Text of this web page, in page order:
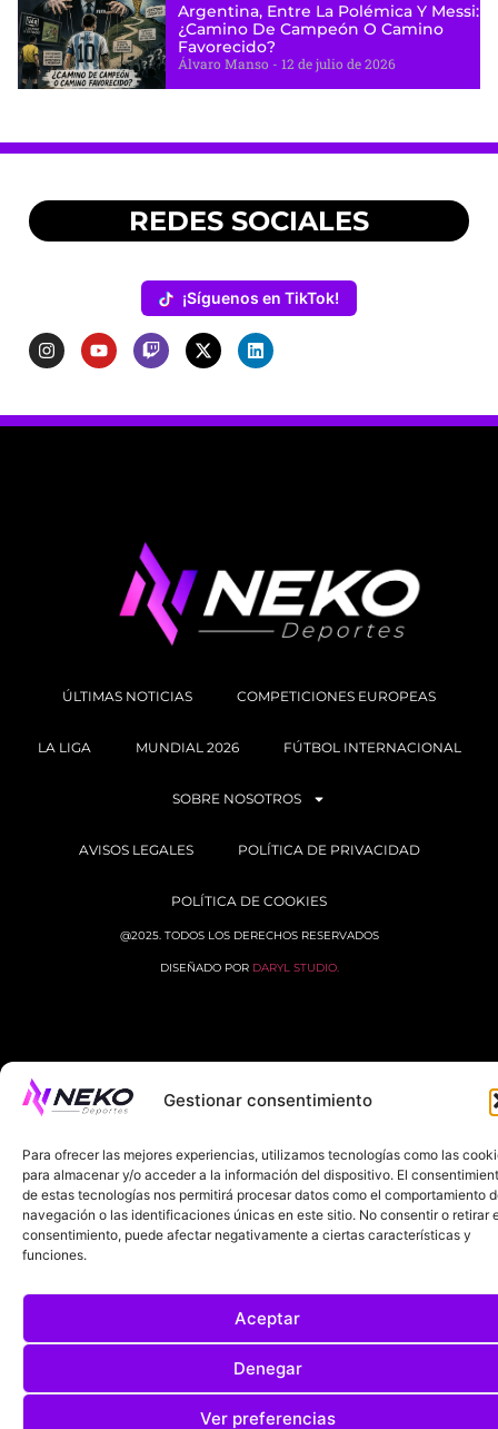
Gestionar consentimiento
Para ofrecer las mejores experiencias, utilizamos tecnologías como las
para almacenar y/o acceder a la información del dispositivo. El
de estas tecnologías nos permitirá procesar datos como el comportamiento
navegación o las identificaciones únicas en este sitio. No consentir o retirar
consentimiento, puede afectar negativamente a ciertas características y
funciones.
Aceptar
Denegar
Ver preferencias
Argentina, Entre La Polémica Y Messi:
¿camino De Campeón O Camino
Favorecido?
Álvaro Manso 12 de julio de 2026
REDES SOCIALES
¡Síguenos en TikTok!
ÚLTIMAS NOTICIAS COMPETICIONES EUROPEAS
LA LIGA MUNDIAL 2026 FÚTBOL INTERNACIONAL
SOBRE NOSOTROS
AVISOS LEGALES POLÍTICA DE PRIVACIDAD
POLÍTICA DE COOKIES
@2025. TODOS LOS DERECHOS RESERVADOS
DISEÑADO POR DARYL STUDIO.